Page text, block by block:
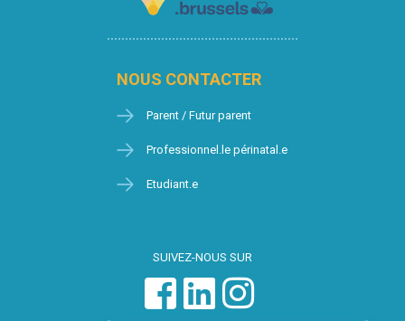
NOUS CONTACTER
Parent / Futur parent
Professionnel.le périnatal.e
Etudiant.e
SUIVEZ-NOUS SUR